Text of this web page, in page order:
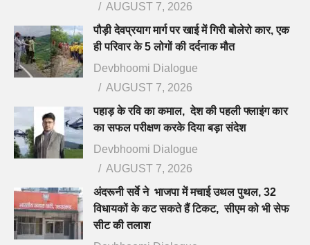
AUGUST 7, 2026
पौड़ी देवप्रयाग मार्ग पर खाई में गिरी बोलेरो कार, एक
ही परिवार के 5 लोगों की दर्दनाक मौत
Devbhoomi Dialogue
AUGUST 7, 2026
पहाड़ के रवि का कमाल, देश की पहली फ्लाइंग कार
का सफल परीक्षण करके दिया बड़ा संदेश
Devbhoomi Dialogue
AUGUST 7, 2026
अंदरूनी सर्वे ने भाजपा में मचाई उथल पुथल, 32
विधायकों के कट सकते हैं टिकट, सीएम को भी सेफ
सीट की तलाश